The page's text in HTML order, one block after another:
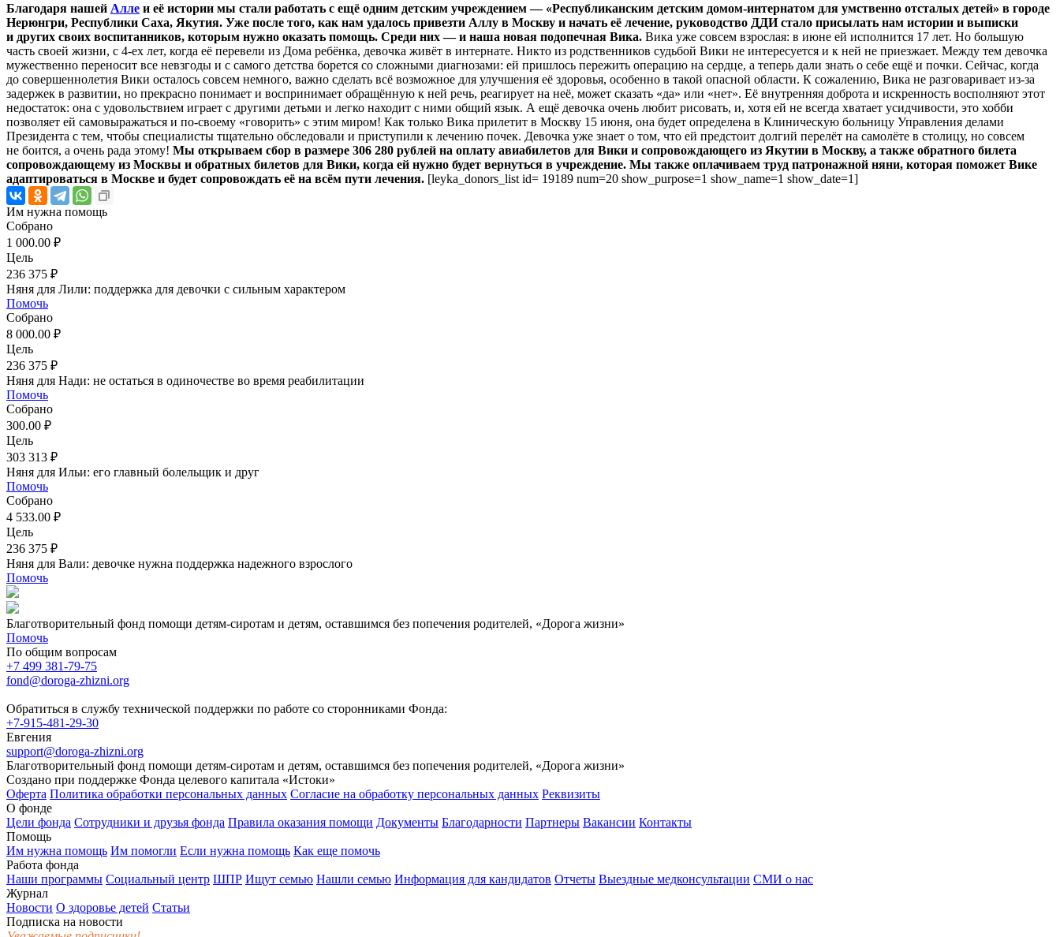
Благодаря нашей Алле и её истории мы стали работать с ещё одним детским учреждением — «Республиканским детским домом-интернатом для умственно отсталых детей» в городе
Нерюнгри, Республики Саха, Якутия. Уже после того, как нам удалось привезти Аллу в Москву и начать её лечение, руководство ДДИ стало присылать нам истории и выписки
и других своих воспитанников, которым нужно оказать помощь. Среди них — и наша новая подопечная Вика. Вика уже совсем взрослая: в июне ей исполнится 17 лет. Но большую
часть своей жизни, с 4-ех лет, когда её перевели из Дома ребёнка, девочка живёт в интернате. Никто из родственников судьбой Вики не интересуется и к ней не приезжает. Между тем девочка
мужественно переносит все невзгоды и с самого детства борется со сложными диагнозами: ей пришлось пережить операцию на сердце, а теперь дали знать о себе ещё и почки. Сейчас, когда
до совершеннолетия Вики осталось совсем немного, важно сделать всё возможное для улучшения её здоровья, особенно в такой опасной области. К сожалению, Вика не разговаривает из-за
задержек в развитии, но прекрасно понимает и воспринимает обращённую к ней речь, реагирует на неё, может сказать «да» или «нет». Её внутренняя доброта и искренность восполняют этот
недостаток: она с удовольствием играет с другими детьми и легко находит с ними общий язык. А ещё девочка очень любит рисовать, и, хотя ей не всегда хватает усидчивости, это хобби
позволяет ей самовыражаться и по-своему «говорить» с этим миром! Как только Вика прилетит в Москву 15 июня, она будет определена в Клиническую больницу Управления делами
Президента с тем, чтобы специалисты тщательно обследовали и приступили к лечению почек. Девочка уже знает о том, что ей предстоит долгий перелёт на самолёте в столицу, но совсем
не боится, а очень рада этому! Мы открываем сбор в размере 306 280 рублей на оплату авиабилетов для Вики и сопровождающего из Якутии в Москву, а также обратного билета
сопровождающему из Москвы и обратных билетов для Вики, когда ей нужно будет вернуться в учреждение. Мы также оплачиваем труд патронажной няни, которая поможет Вике
адаптироваться в Москве и будет сопровождать её на всём пути лечения. [leyka_donors_list id= 19189 num=20 show_purpose=1 show_name=1 show_date=1]
Им нужна помощь
Собрано
1 000.00 ₽
Цель
236 375 ₽
Няня для Лили: поддержка для девочки с сильным характером
Помочь
Собрано
8 000.00 ₽
Цель
236 375 ₽
Няня для Нади: не остаться в одиночестве во время реабилитации
Помочь
Собрано
300.00 ₽
Цель
303 313 ₽
Няня для Ильи: его главный болельщик и друг
Помочь
Собрано
4 533.00 ₽
Цель
236 375 ₽
Няня для Вали: девочке нужна поддержка надежного взрослого
Помочь
Благотворительный фонд помощи детям-сиротам и детям, оставшимся без попечения родителей, «Дорога жизни»
Помочь
По общим вопросам
+7 499 381-79-75
fond@doroga-zhizni.org
Обратиться в службу технической поддержки по работе со сторонниками Фонда:
+7-915-481-29-30
Евгения
support@doroga-zhizni.org
Благотворительный фонд помощи детям-сиротам и детям, оставшимся без попечения родителей, «Дорога жизни»
Создано при поддержке Фонда целевого капитала «Истоки»
Оферта Политика обработки персональных данных Согласие на обработку персональных данных Реквизиты
О фонде
Цели фонда Сотрудники и друзья фонда Правила оказания помощи Документы Благодарности Партнеры Вакансии Контакты
Помощь
Им нужна помощь Им помогли Если нужна помощь Как еще помочь
Работа фонда
Наши программы Социальный центр ШПР Ищут семью Нашли семью Информация для кандидатов Отчеты Выездные медконсультации СМИ о нас
Журнал
Новости О здоровье детей Статьи
Подписка на новости